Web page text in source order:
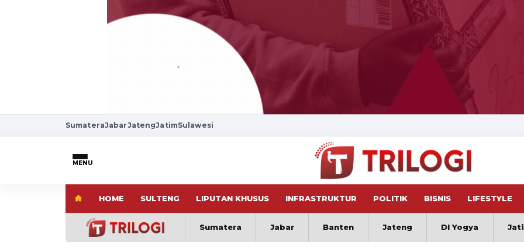
SumateraJabarJatengJatimSulawesi
MENU
HOME SULTENG LIPUTAN KHUSUS INFRASTRUKTUR POLITIK BISNIS LIFESTYLE
Sumatera Jabar Banten Jateng DI Yogya